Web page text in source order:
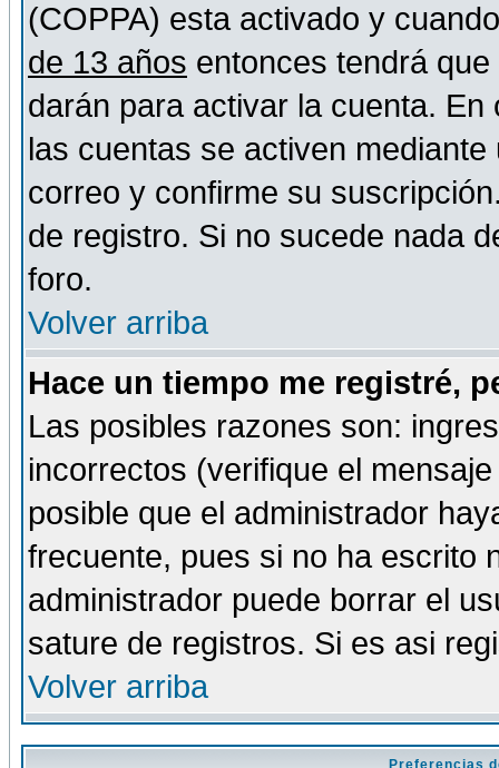
(COPPA) esta activado y
de 13 años entonces tendrá
darán para activar la cuenta.
las cuentas se activen
correo y confirme su
de registro. Si no sucede nada
foro.
Volver arriba
Hace un tiempo me registré,
Las posibles razones son:
incorrectos (verifique el
posible que el administrador
frecuente, pues si no ha escrito
administrador puede borrar el
sature de registros. Si es asi
Volver arriba
Preferencias